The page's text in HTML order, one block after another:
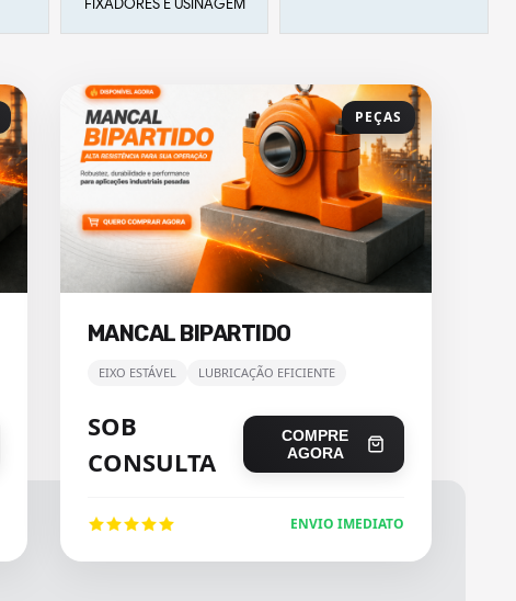
PEÇAS
MANCAL BIPARTIDO
EIXO ESTÁVEL LUBRICAÇÃO EFICIENTE
SOB
CONSULTA
COMPRE
AGORA
ENVIO IMEDIATO